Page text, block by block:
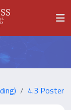
4.3 Poster